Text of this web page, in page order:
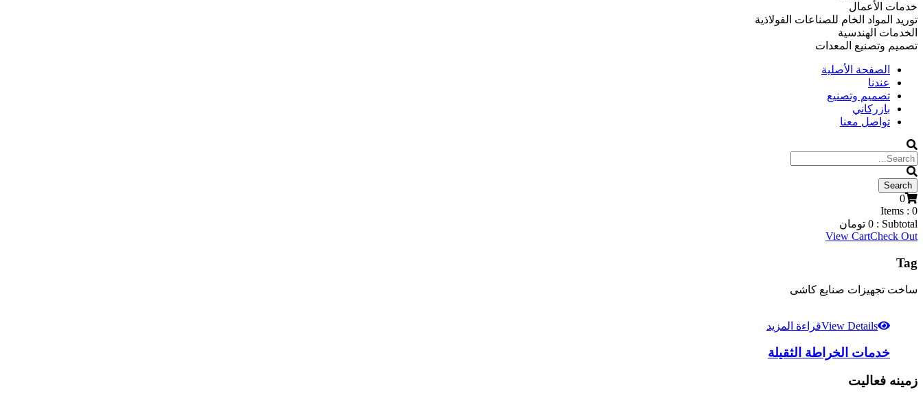
خدمات الأعمال
توريد المواد الخام للصناعات الفولاذية
الخدمات الهندسية
تصميم وتصنيع المعدات
الصفحة الأصلية
عندنا
تصميم وتصنيع
بازركاني
تواصل معنا
0
Items : 0
Subtotal :
0 تومان
View CartCheck Out
Tag
ساخت تجهیزات صنایع کاشی
View Detailsقراءة المزيد
خدمات الخراطة الثقيلة
زمینه فعالیت